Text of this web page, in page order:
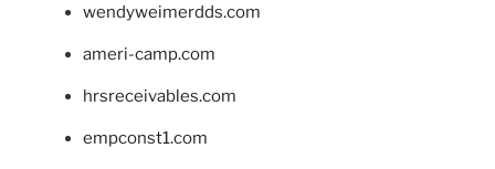
wendyweimerdds.com
ameri-camp.com
hrsreceivables.com
empconst1.com